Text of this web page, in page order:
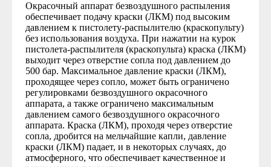
Окрасочный аппарат безвоздушного распыления
обеспечивает подачу краски (ЛКМ) под высоким
давлением к пистолету-распылителю (краскопульту)
без использования воздуха. При нажатии на курок
пистолета-распылителя (краскопульта) краска (ЛКМ)
выходит через отверстие сопла под давлением до
500 бар. Максимальное давление краски (ЛКМ),
проходящее через сопло, может быть ограничено
регулировками безвоздушного окрасочного
аппарата, а также ограничено максимальным
давлением самого безвоздушного окрасочного
аппарата. Краска (ЛКМ), проходя через отверстие
сопла, дробится на мельчайшие капли, давление
краски (ЛКМ) падает, и в некоторых случаях, до
атмосферного, что обеспечивает качественное и